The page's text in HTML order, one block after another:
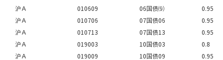
沪Ａ
010609 06国债⑼
0.95
沪Ａ
010706 07国债06
0.95
沪Ａ
010713 07国债13
0.95
沪Ａ
019003 10国债03
0.8
沪Ａ
019009 10国债09
0.95